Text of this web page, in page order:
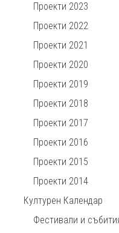
Проекти 2023
Проекти 2022
Проекти 2021
Проекти 2020
Проекти 2019
Проекти 2018
Проекти 2017
Проекти 2016
Проекти 2015
Проекти 2014
Културен Календар
Фестивали и